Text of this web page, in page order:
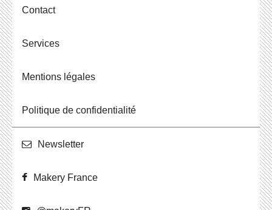
Contact
Ser­vices
Men­tions légales
Po­li­tique de confidentialité
News­let­ter
Makery France